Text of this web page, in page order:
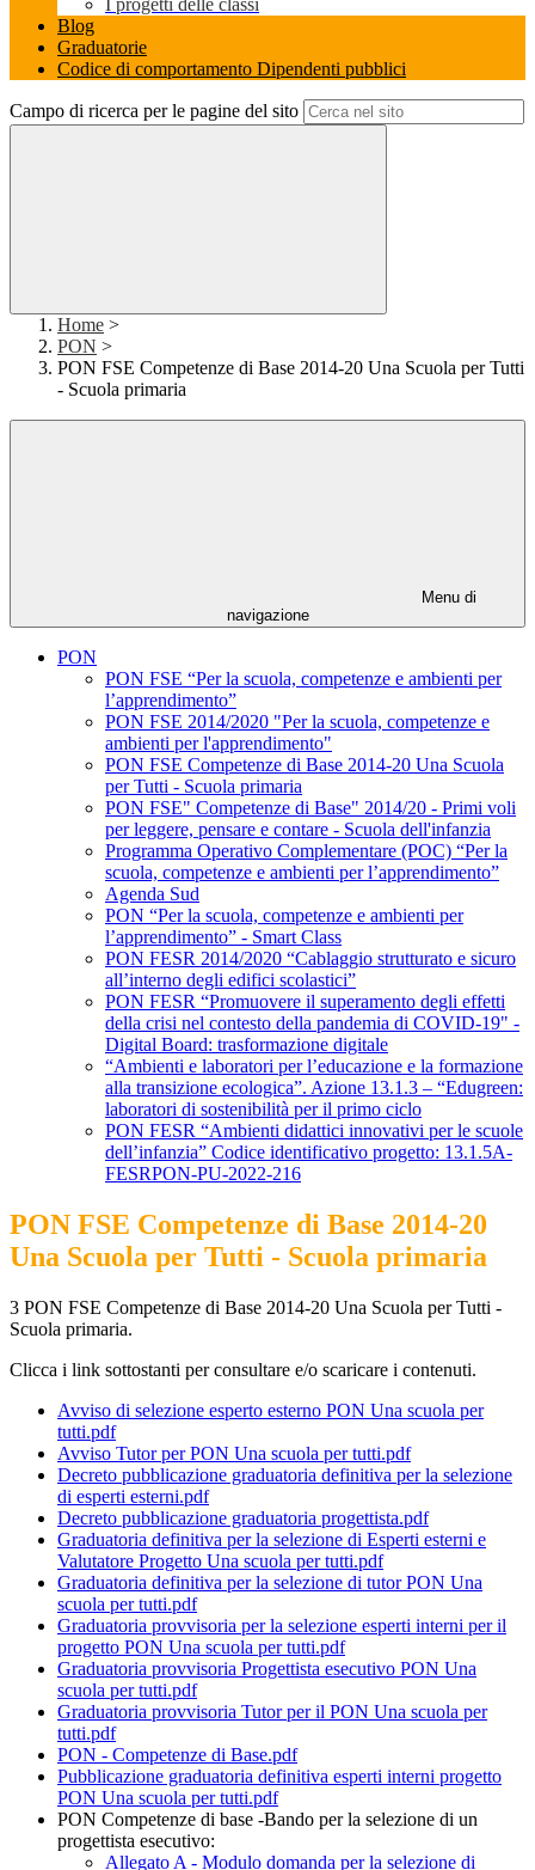
I progetti delle classi
Blog
Graduatorie
Codice di comportamento Dipendenti pubblici
Campo di ricerca per le pagine del sito
Home >
PON >
PON FSE Competenze di Base 2014-20 Una Scuola per Tutti
- Scuola primaria
Menu di
navigazione
PON
PON FSE “Per la scuola, competenze e ambienti per
l’apprendimento”
PON FSE 2014/2020 "Per la scuola, competenze e
ambienti per l'apprendimento"
PON FSE Competenze di Base 2014-20 Una Scuola
per Tutti - Scuola primaria
PON FSE" Competenze di Base" 2014/20 - Primi voli
per leggere, pensare e contare - Scuola dell'infanzia
Programma Operativo Complementare (POC) “Per la
scuola, competenze e ambienti per l’apprendimento”
Agenda Sud
PON “Per la scuola, competenze e ambienti per
l’apprendimento” - Smart Class
PON FESR 2014/2020 “Cablaggio strutturato e sicuro
all’interno degli edifici scolastici”
PON FESR “Promuovere il superamento degli effetti
della crisi nel contesto della pandemia di COVID-19" -
Digital Board: trasformazione digitale
“Ambienti e laboratori per l’educazione e la formazione
alla transizione ecologica”. Azione 13.1.3 – “Edugreen:
laboratori di sostenibilità per il primo ciclo
PON FESR “Ambienti didattici innovativi per le scuole
dell’infanzia” Codice identificativo progetto: 13.1.5A-
FESRPON-PU-2022-216
PON FSE Competenze di Base 2014-20
Una Scuola per Tutti - Scuola primaria
3 PON FSE Competenze di Base 2014-20 Una Scuola per Tutti -
Scuola primaria.
Clicca i link sottostanti per consultare e/o scaricare i contenuti.
Avviso di selezione esperto esterno PON Una scuola per
tutti.pdf
Avviso Tutor per PON Una scuola per tutti.pdf
Decreto pubblicazione graduatoria definitiva per la selezione
di esperti esterni.pdf
Decreto pubblicazione graduatoria progettista.pdf
Graduatoria definitiva per la selezione di Esperti esterni e
Valutatore Progetto Una scuola per tutti.pdf
Graduatoria definitiva per la selezione di tutor PON Una
scuola per tutti.pdf
Graduatoria provvisoria per la selezione esperti interni per il
progetto PON Una scuola per tutti.pdf
Graduatoria provvisoria Progettista esecutivo PON Una
scuola per tutti.pdf
Graduatoria provvisoria Tutor per il PON Una scuola per
tutti.pdf
PON - Competenze di Base.pdf
Pubblicazione graduatoria definitiva esperti interni progetto
PON Una scuola per tutti.pdf
PON Competenze di base -Bando per la selezione di un
progettista esecutivo:
Allegato A - Modulo domanda per la selezione di